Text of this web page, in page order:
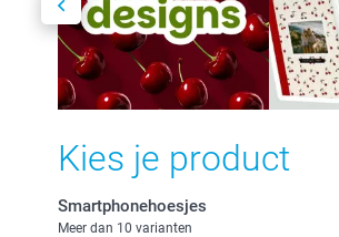
Kies je product
Smartphonehoesjes
Meer dan 10 varianten